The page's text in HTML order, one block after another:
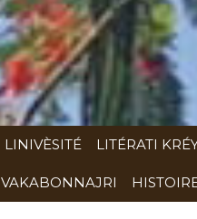
LINIVÈSITÉ LITÉRATI
VAKABONNAJRI